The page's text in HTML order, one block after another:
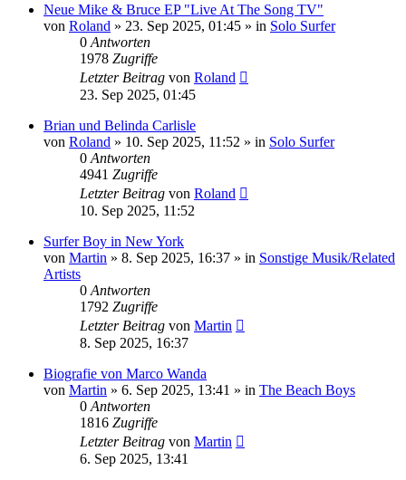
Neue Mike & Bruce EP "Live At The Song TV"
von Roland » 23. Sep 2025, 01:45 » in Solo Surfer
0 Antworten
1978 Zugriffe
Letzter Beitrag von Roland
23. Sep 2025, 01:45
Brian und Belinda Carlisle
von Roland » 10. Sep 2025, 11:52 » in Solo Surfer
0 Antworten
4941 Zugriffe
Letzter Beitrag von Roland
10. Sep 2025, 11:52
Surfer Boy in New York
von Martin » 8. Sep 2025, 16:37 » in Sonstige Musik/Related
Artists
0 Antworten
1792 Zugriffe
Letzter Beitrag von Martin
8. Sep 2025, 16:37
Biografie von Marco Wanda
von Martin » 6. Sep 2025, 13:41 » in The Beach Boys
0 Antworten
1816 Zugriffe
Letzter Beitrag von Martin
6. Sep 2025, 13:41